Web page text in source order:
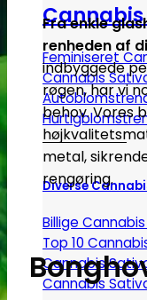
Feminiseret
Cannabis
Diverse
Billige
Top 10
Cannabis
Cannabis
Fra enkle
renheden af
indbyggede
røgen, har vi
behov. Vores
metal,
rengøring.